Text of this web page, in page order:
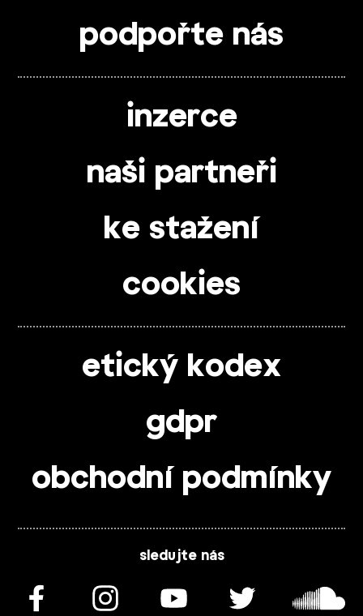
podpořte nás
inzerce
naši partneři
ke stažení
cookies
etický kodex
gdpr
obchodní podmínky
sledujte nás